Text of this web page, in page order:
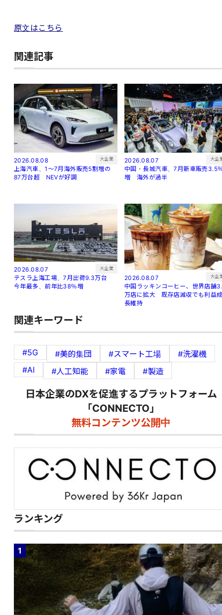
原文はこちら
関連記事
2026.08.08 大企業
上海汽車、1～7月海外販売5割増の
87万台超 NEVが好調
2026.08.07 大企
中国・長城汽車、7月新車販売3.5
増 海外が過半
2026.08.07 大企業
テスラ上海工場、7月出荷9.3万台
今年最多、前年比38％増
2026.08.07 大企
中国ラッキンコーヒー、世界店舗
万店に拡大 既存店減収でも利益
長維持
関連キーワード
#5G #美的集団 #スマート工場
#洗濯機
#AI
#人工知能 #家電 #製造
日本企業のDXを促進するプラットフォーム
「CONNECTO」
無料コンテンツ公開中
ランキング
1